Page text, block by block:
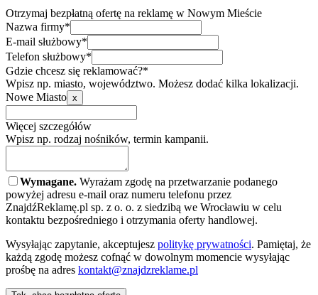
Otrzymaj bezpłatną ofertę na reklamę w Nowym Mieście
Nazwa firmy*
E-mail służbowy*
Telefon służbowy*
Gdzie chcesz się reklamować?*
Wpisz np. miasto, województwo. Możesz dodać kilka lokalizacji.
Nowe Miasto x
Więcej szczegółów
Wpisz np. rodzaj nośników, termin kampanii.
Wymagane. Wyrażam zgodę na przetwarzanie podanego
powyżej adresu e-mail oraz numeru telefonu przez
ZnajdźReklamę.pl sp. z o. o. z siedzibą we Wrocławiu w celu
kontaktu bezpośredniego i otrzymania oferty handlowej.
Wysyłając zapytanie, akceptujesz politykę prywatności. Pamiętaj, że
każdą zgodę możesz cofnąć w dowolnym momencie wysyłając
prośbę na adres kontakt@znajdzreklame.pl